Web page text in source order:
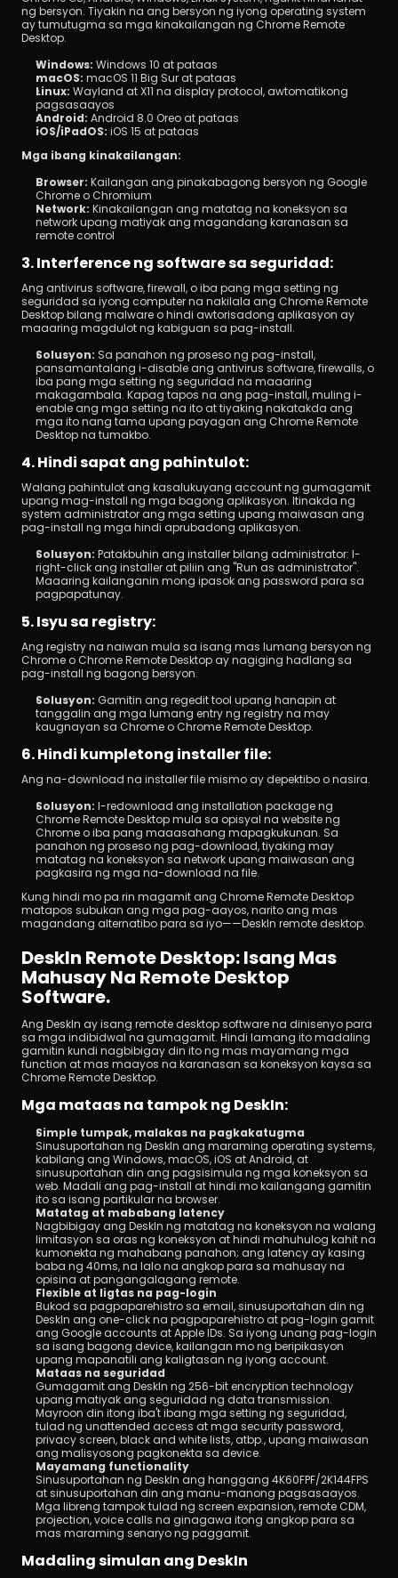
ng bersyon. Tiyakin na ang bersyon ng iyong operating system
ay tumutugma sa mga kinakailangan ng Chrome Remote
Desktop.
Windows: Windows 10 at pataas
macOS: macOS 11 Big Sur at pataas
Linux: Wayland at X11 na display protocol, awtomatikong
pagsasaayos
Android: Android 8.0 Oreo at pataas
iOS/iPadOS: iOS 15 at pataas
Mga ibang kinakailangan:
Browser: Kailangan ang pinakabagong bersyon ng Google
Chrome o Chromium
Network: Kinakailangan ang matatag na koneksyon sa
network upang matiyak ang magandang karanasan sa
remote control
3. Interference ng software sa seguridad:
Ang antivirus software, firewall, o iba pang mga setting ng
seguridad sa iyong computer na nakilala ang Chrome Remote
Desktop bilang malware o hindi awtorisadong aplikasyon ay
maaaring magdulot ng kabiguan sa pag-install.
Solusyon: Sa panahon ng proseso ng pag-install,
pansamantalang i-disable ang antivirus software, firewalls, o
iba pang mga setting ng seguridad na maaaring
makagambala. Kapag tapos na ang pag-install, muling i-
enable ang mga setting na ito at tiyaking nakatakda ang
mga ito nang tama upang payagan ang Chrome Remote
Desktop na tumakbo.
4. Hindi sapat ang pahintulot:
Walang pahintulot ang kasalukuyang account ng gumagamit
upang mag-install ng mga bagong aplikasyon. Itinakda ng
system administrator ang mga setting upang maiwasan ang
pag-install ng mga hindi aprubadong aplikasyon.
Solusyon: Patakbuhin ang installer bilang administrator: I-
right-click ang installer at piliin ang "Run as administrator".
Maaaring kailanganin mong ipasok ang password para sa
pagpapatunay.
5. Isyu sa registry:
Ang registry na naiwan mula sa isang mas lumang bersyon ng
Chrome o Chrome Remote Desktop ay nagiging hadlang sa
pag-install ng bagong bersyon.
Solusyon: Gamitin ang regedit tool upang hanapin at
tanggalin ang mga lumang entry ng registry na may
kaugnayan sa Chrome o Chrome Remote Desktop.
6. Hindi kumpletong installer file:
Ang na-download na installer file mismo ay depektibo o nasira.
Solusyon: I-redownload ang installation package ng
Chrome Remote Desktop mula sa opisyal na website ng
Chrome o iba pang maaasahang mapagkukunan. Sa
panahon ng proseso ng pag-download, tiyaking may
matatag na koneksyon sa network upang maiwasan ang
pagkasira ng mga na-download na file.
Kung hindi mo pa rin magamit ang Chrome Remote Desktop
matapos subukan ang mga pag-aayos, narito ang mas
magandang alternatibo para sa iyo——DeskIn remote desktop.
DeskIn Remote Desktop: Isang Mas
Mahusay Na Remote Desktop
Software.
Ang DeskIn ay isang remote desktop software na dinisenyo para
sa mga indibidwal na gumagamit. Hindi lamang ito madaling
gamitin kundi nagbibigay din ito ng mas mayamang mga
function at mas maayos na karanasan sa koneksyon kaysa sa
Chrome Remote Desktop.
Mga mataas na tampok ng DeskIn:
Simple tumpak, malakas na pagkakatugma
Sinusuportahan ng DeskIn ang maraming operating systems,
kabilang ang Windows, macOS, iOS at Android, at
sinusuportahan din ang pagsisimula ng mga koneksyon sa
web. Madali ang pag-install at hindi mo kailangang gamitin
ito sa isang partikular na browser.
Matatag at mababang latency
Nagbibigay ang DeskIn ng matatag na koneksyon na walang
limitasyon sa oras ng koneksyon at hindi mahuhulog kahit na
kumonekta ng mahabang panahon; ang latency ay kasing
baba ng 40ms, na lalo na angkop para sa mahusay na
opisina at pangangalagang remote.
Flexible at ligtas na pag-login
Bukod sa pagpaparehistro sa email, sinusuportahan din ng
DeskIn ang one-click na pagpaparehistro at pag-login gamit
ang Google accounts at Apple IDs. Sa iyong unang pag-login
sa isang bagong device, kailangan mo ng beripikasyon
upang mapanatili ang kaligtasan ng iyong account.
Mataas na seguridad
Gumagamit ang DeskIn ng 256-bit encryption technology
upang matiyak ang seguridad ng data transmission.
Mayroon din itong iba't ibang mga setting ng seguridad,
tulad ng unattended access at mga security password,
privacy screen, black and white lists, atbp., upang maiwasan
ang malisyosong pagkonekta sa device.
Mayamang functionality
Sinusuportahan ng DeskIn ang hanggang 4K60FPF/2K144FPS
at sinusuportahan din ang manu-manong pagsasaayos.
Mga libreng tampok tulad ng screen expansion, remote CDM,
projection, voice calls na ginagawa itong angkop para sa
mas maraming senaryo ng paggamit.
Madaling simulan ang DeskIn